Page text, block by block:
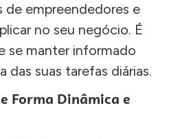
de empreendedores e
no seu negócio. É
se manter informado
das suas tarefas diárias.
Forma Dinâmica e